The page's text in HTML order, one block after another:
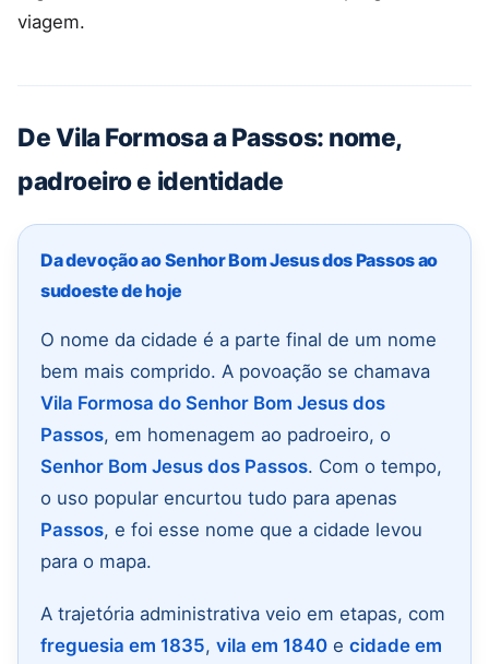
viagem.
De Vila Formosa a Passos: nome,
padroeiro e identidade
Da devoção ao Senhor Bom Jesus dos Passos ao
sudoeste de hoje
O nome da cidade é a parte final de um nome
bem mais comprido. A povoação se chamava
Vila Formosa do Senhor Bom Jesus dos
Passos, em homenagem ao padroeiro, o
Senhor Bom Jesus dos Passos. Com o tempo,
o uso popular encurtou tudo para apenas
Passos, e foi esse nome que a cidade levou
para o mapa.
A trajetória administrativa veio em etapas, com
freguesia em 1835, vila em 1840 e cidade em